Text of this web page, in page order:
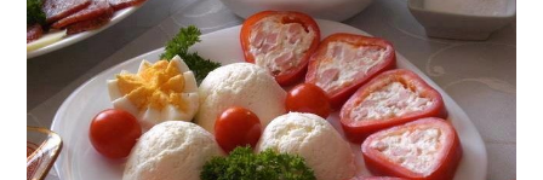
I
VEOMA
JE
UKUSNO
KAO
HLADNO
PREDJELO.